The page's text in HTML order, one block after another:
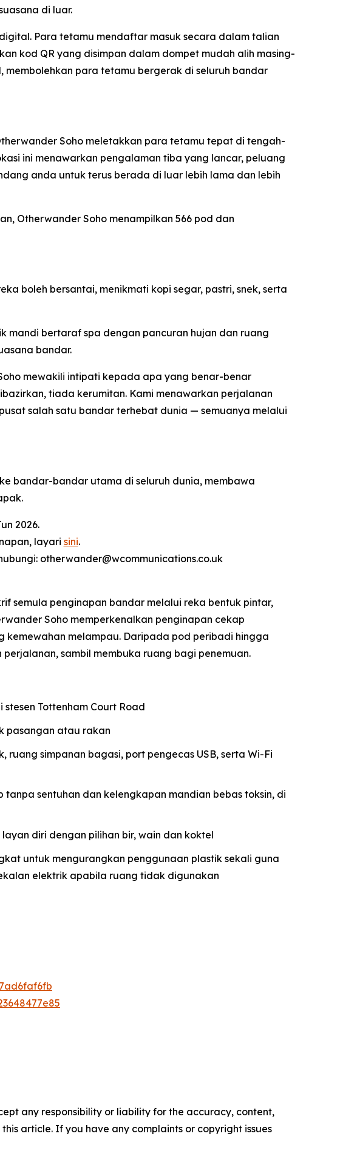
di luar.
Para tetamu mendaftar masuk secara dalam talian
kod QR yang disimpan dalam dompet mudah alih masing-
para tetamu bergerak di seluruh bandar
Soho meletakkan para tetamu tepat di tengah-
ini menawarkan pengalaman tiba yang lancar, peluang
anda untuk terus berada di luar lebih lama dan lebih
Otherwander Soho menampilkan 566 pod dan
boleh bersantai, menikmati kopi segar, pastri, snek, serta
mandi bertaraf spa dengan pancuran hujan dan ruang
bandar.
mewakili intipati kepada apa yang benar-benar
tiada kerumitan. Kami menawarkan perjalanan
salah satu bandar terhebat dunia — semuanya melalui
bandar-bandar utama di seluruh dunia, membawa
2026.
layari sini.
otherwander@wcommunications.co.uk
semula penginapan bandar melalui reka bentuk pintar,
Soho memperkenalkan penginapan cekap
melampau. Daripada pod peribadi hingga
sambil membuka ruang bagi penemuan.
Tottenham Court Road
pasangan atau rakan
simpanan bagasi, port pengecas USB, serta Wi-Fi
sentuhan dan kelengkapan mandian bebas toksin, di
diri dengan pilihan bir, wain dan koktel
untuk mengurangkan penggunaan plastik sekali guna
elektrik apabila ruang tidak digunakan
any responsibility or liability for the accuracy, content,
article. If you have any complaints or copyright issues